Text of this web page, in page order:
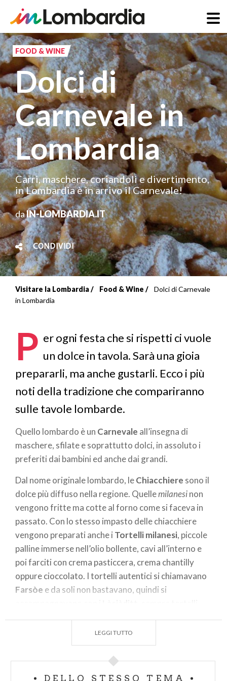
Salta
al
contenuto
principale
FOOD & WINE
Dolci di
Carnevale in
Lombardia
Carri, maschere, coriandoli e divertimento,
in Lombardia è in arrivo il Carnevale!
daIN-LOMBARDIA.IT
CONDIVIDI
Briciole
pane
Visitare la Lombardia Food & Wine
Dolci di Carnevale
in Lombardia
P er ogni festa che si rispetti ci vuole
un dolce in tavola. Sarà una gioia
prepararli, ma anche gustarli. Ecco i più
noti della tradizione che compariranno
sulle tavole lombarde.
Quello lombardo è un Carnevale all’insegna di
maschere, sfilate e soprattutto dolci, in assoluto i
preferiti dai bambini ed anche dai grandi.
Dal nome originale lombardo, leChiacchiere sono il
dolce più diffuso nella regione. Quellemilanesinon
vengono fritte ma cotte al forno come si faceva in
passato. Con lo stesso impasto delle chiacchiere
vengono preparati anche i Tortelli milanesi, piccole
palline immerse nell’olio bollente, cavi all’interno e
poi farciti con crema pasticcera, crema chantilly
oppure cioccolato. I tortelli autentici si chiamavano
Farsòe e da soli non bastavano, quindi si
, le frittelle chiamate così perché prima di
essere fritte, le strisce di pasta vengono annodate.
LEGGI TUTTO
DELLO STESSO TEMA